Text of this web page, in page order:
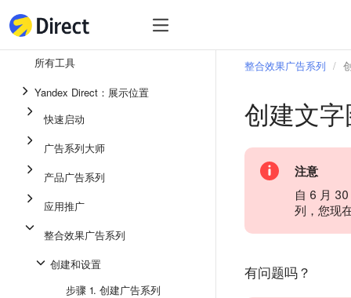
即时通讯应用中的广告
所有工具
Yandex Direct：展示位置
快速启动
广告系列大师
产品广告系列
应用推广
整合效果广告系列
创建和设置
步骤 1. 创建广告系列
整合效果广告系列
创建文
注意
自 6 月
列，您现
有问题吗？